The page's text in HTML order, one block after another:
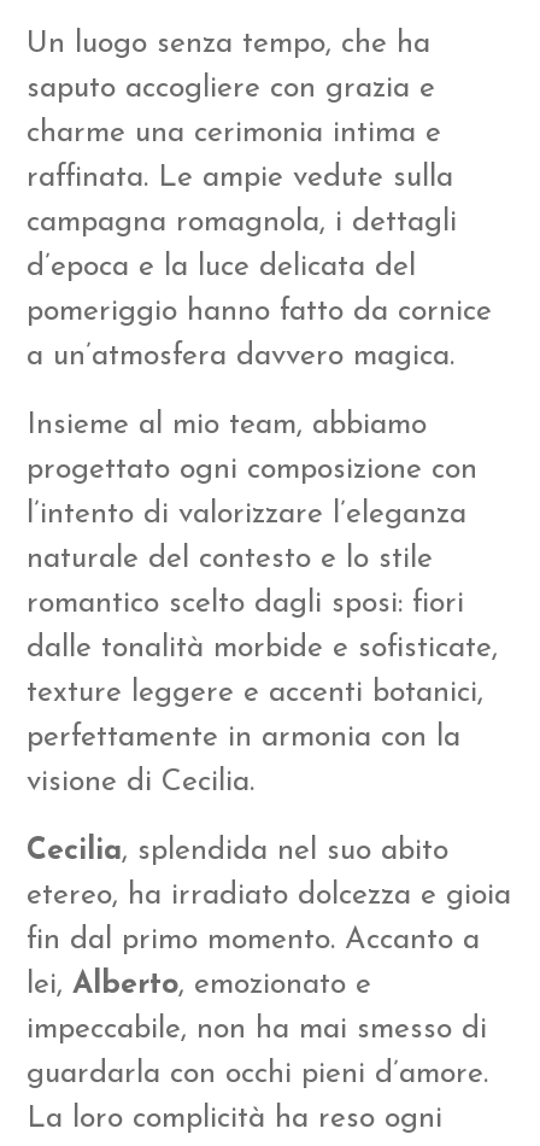
Un luogo senza tempo, che ha
saputo accogliere con grazia e
charme una cerimonia intima e
raffinata. Le ampie vedute sulla
campagna romagnola, i dettagli
d’epoca e la luce delicata del
pomeriggio hanno fatto da cornice
a un’atmosfera davvero magica.
Insieme al mio team, abbiamo
progettato ogni composizione con
l’intento di valorizzare l’eleganza
naturale del contesto e lo stile
romantico scelto dagli sposi: fiori
dalle tonalità morbide e sofisticate,
texture leggere e accenti botanici,
perfettamente in armonia con la
visione di Cecilia.
Cecilia, splendida nel suo abito
etereo, ha irradiato dolcezza e gioia
fin dal primo momento. Accanto a
lei,Alberto, emozionato e
impeccabile, non ha mai smesso di
guardarla con occhi pieni d’amore.
La loro complicità ha reso ogni